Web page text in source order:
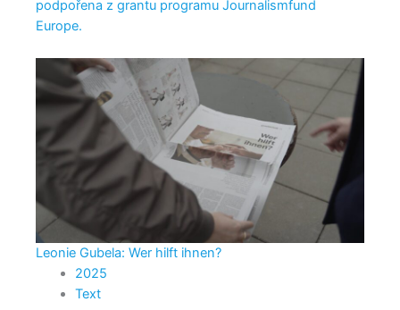
podpořena z grantu programu Journalismfund
Europe.
Leonie Gubela: Wer hilft ihnen?
2025
Text